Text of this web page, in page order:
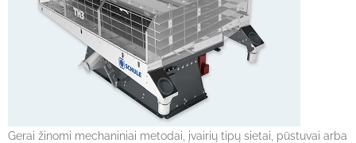
Gerai žinomi mechaniniai metodai, įvairių tipų sietai, pūstuvai arba